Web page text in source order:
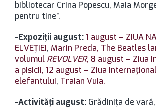
bibliotecar Crina Popescu, Maia
pentru tine”.
-Expoziţii august:1 august – ZIUA
ELVEŢIEI, Marin Preda, The Beatles
volumul REVOLVER, 8 august – Ziua
a pisicii, 12 august – Ziua
elefantului, Traian Vuia.
-Activităţi august: Grădiniţa de